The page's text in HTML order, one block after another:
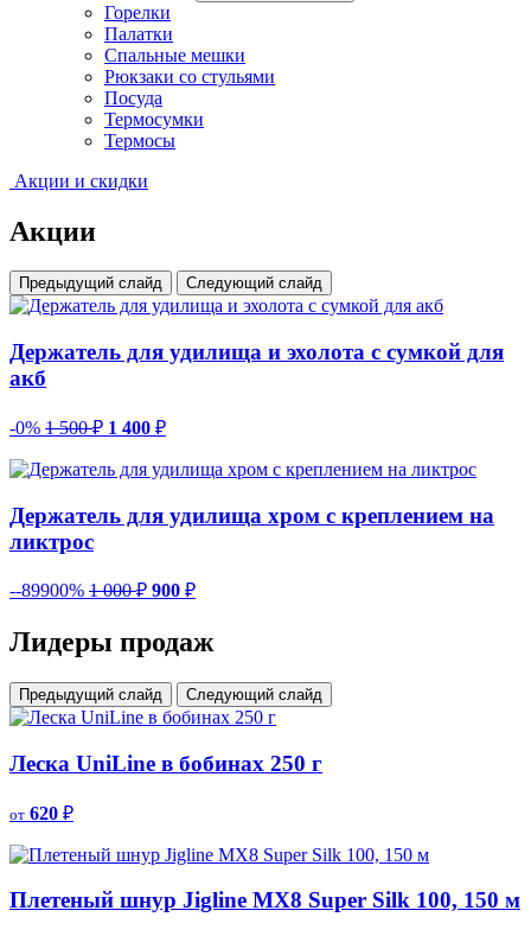
Горелки
Палатки
Спальные мешки
Рюкзаки со стульями
Посуда
Термосумки
Термосы
Акции и скидки
Акции
Предыдущий слайд Следующий слайд
Держатель для удилища и эхолота с сумкой для
акб
-0% 1 500₽ 1 400 ₽
Держатель для удилища хром с креплением на
ликтрос
--89900% 1 000₽ 900 ₽
Лидеры продаж
Предыдущий слайд Следующий слайд
Леска UniLine в бобинах 250 г
от 620 ₽
Плетеный шнур Jigline MX8 Super Silk 100, 150 м